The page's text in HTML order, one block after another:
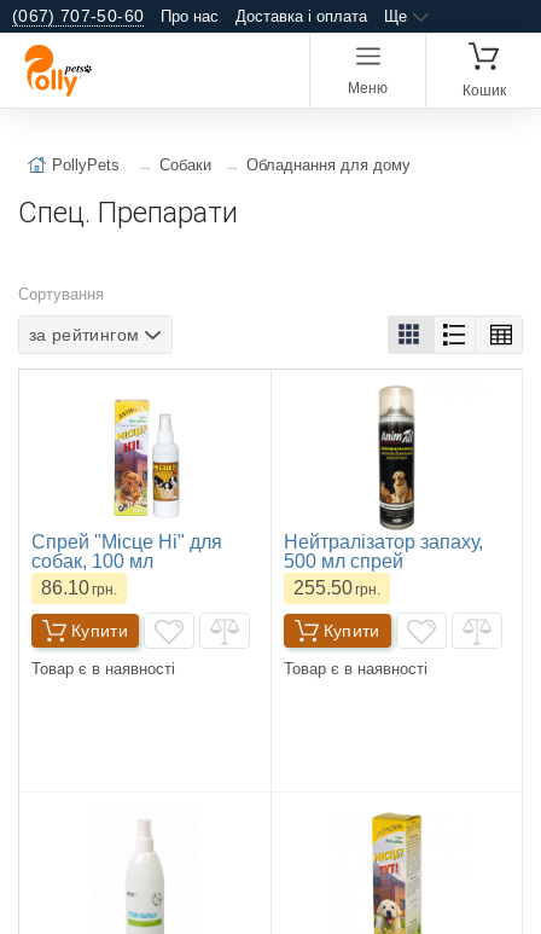
(067) 707-50-60 Про нас Доставка і оплата Ще
Меню Кошик
PollyPets Собаки Обладнання для дому
Спец. Препарати
Сортування
за рейтингом
Спрей "Місце Ні" для
собак, 100 мл
86.10грн.
Купити
Товар є в наявності
Нейтралізатор запаху,
500 мл спрей
255.50грн.
Купити
Товар є в наявності